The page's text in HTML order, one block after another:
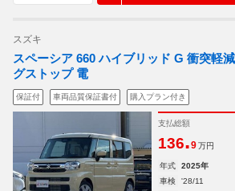
スズキ
スペーシア 660 ハイブリッド G 衝突軽
グストップ 電
保証付 車両品質保証書付 購入プラン付き
支払総額
136.9 万円
年式 2025年
車検
'28/11